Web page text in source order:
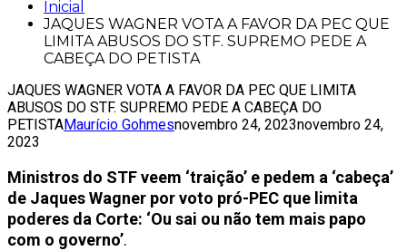
Inicial
JAQUES WAGNER VOTA A FAVOR DA PEC QUE
LIMITA ABUSOS DO STF. SUPREMO PEDE A
CABEÇA DO PETISTA
JAQUES WAGNER VOTA A FAVOR DA PEC QUE LIMITA
ABUSOS DO STF. SUPREMO PEDE A CABEÇA DO
PETISTAMaurício Gohmesnovembro 24, 2023novembro 24,
2023
Ministros do STF veem ‘traição’ e pedem a ‘cabeça’
de Jaques Wagner por voto pró-PEC que limita
poderes da Corte: ‘Ou sai ou não tem mais papo
com o governo’.